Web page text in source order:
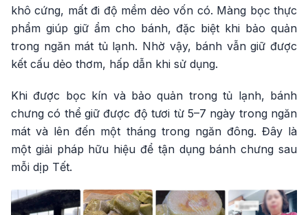
khô cứng, mất đi độ mềm dẻo vốn có. Màng bọc thực
phẩm giúp giữ ẩm cho bánh, đặc biệt khi bảo quản
trong ngăn mát tủ lạnh. Nhờ vậy, bánh vẫn giữ được
kết cấu dẻo thơm, hấp dẫn khi sử dụng.
Khi được bọc kín và bảo quản trong tủ lạnh, bánh
chưng có thể giữ được độ tươi từ 5–7 ngày trong ngăn
mát và lên đến một tháng trong ngăn đông. Đây là
một giải pháp hữu hiệu để tận dụng bánh chưng sau
mỗi dịp Tết.